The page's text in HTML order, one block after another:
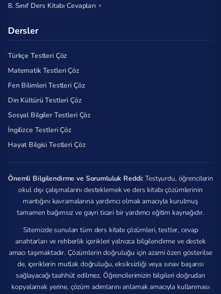
8. Sınıf Ders Kitabı Cevapları
Dersler
Türkçe Testleri Çöz
Matematik Testleri Çöz
Fen Bilimleri Testleri Çöz
Din Kültürü Testleri Çöz
Sosyal Bilgiler Testleri Çöz
İngilizce Testleri Çöz
Hayat Bilgisi Testleri Çöz
Önemli Bilgilendirme ve Sorumluluk Reddi: Testyurdu, öğrencilerin
okul dışı çalışmalarını desteklemek ve ders kitabı çözümlerinin
mantığını kavramalarına yardımcı olmak amacıyla kurulmuş
tamamen bağımsız ve gayri ticari bir yardımcı eğitim kaynağıdır.
Sitemizde sunulan tüm ders kitabı çözümleri, testler, cevap
anahtarları ve rehberlik içerikleri yalnızca bilgilendirme ve destek
amacı taşımaktadır. Çözümlerin doğruluğu için azami özen gösterilse
de, içeriklerin mutlak doğruluğu, eksiksizliği veya sınav başarısı
sağlayacağı taahhüt edilmez. Öğrencilerimizin bilgileri doğrudan
kopyalamak yerine, çözüm adımlarını anlamak amacıyla kullanması